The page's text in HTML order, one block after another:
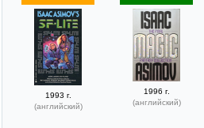
1993 г.
(английский)
1996 г.
(английский)